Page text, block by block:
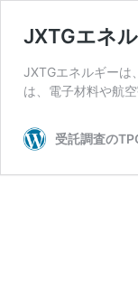
JXTGエネ
JXTGエネルギーは
は、電子材料や航
受託調査の